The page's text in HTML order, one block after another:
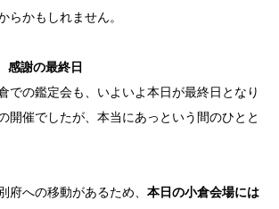
らかもしれません。
感謝の最終日
での鑑定会も、いよいよ本日が最終日となり
開催でしたが、本当にあっという間のひとと
府への移動があるため、 本日の小倉会場には